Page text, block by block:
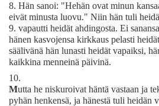
8. Hän sanoi: "Hehän ovat minun
eivät minusta luovu." Niin hän tuli
9. vapautti heidät ahdingosta. Ei
hänen kasvojensa kirkkaus pelasti
säälivänä hän lunasti heidät vapaiksi,
kaikkina menneinä päivinä.
10.
Mutta he niskuroivat häntä vastaan ja
pyhän henkensä, ja hänestä tuli heidän